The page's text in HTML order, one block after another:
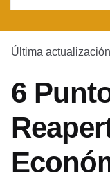
Última
6